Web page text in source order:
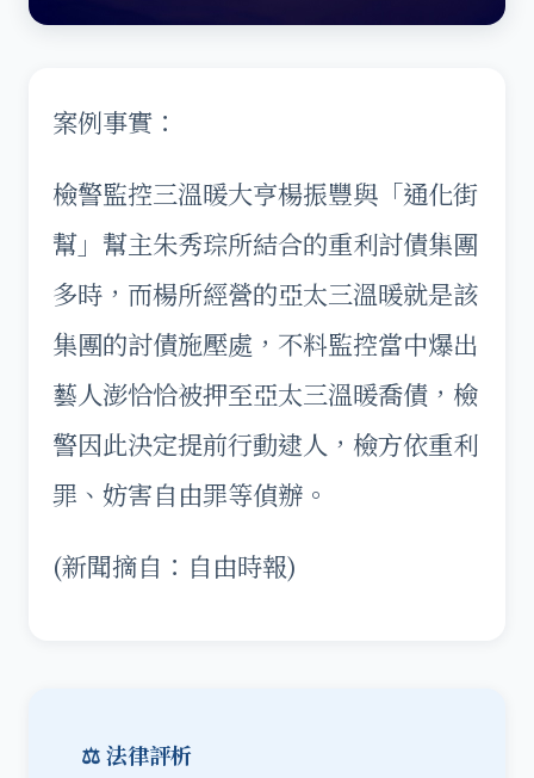
案例事實：
檢警監控三溫暖大亨楊振豐與「通化街
幫」幫主朱秀琮所結合的重利討債集團
多時，而楊所經營的亞太三溫暖就是該
集團的討債施壓處，不料監控當中爆出
藝人澎恰恰被押至亞太三溫暖喬債，檢
警因此決定提前行動逮人，檢方依重利
罪、妨害自由罪等偵辦。
(新聞摘自：自由時報)
⚖️ 法律評析